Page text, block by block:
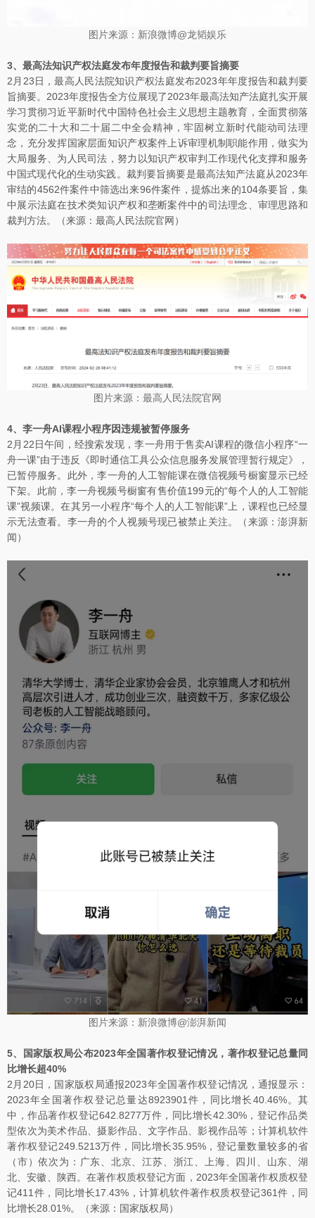
图片来源：新浪微博@龙韬娱乐
3、最高法知识产权法庭发布年度报告和裁判要旨摘要
2月23日，最高人民法院知识产权法庭发布2023年年度报告和裁判要
旨摘要。2023年度报告全方位展现了2023年最高法知产法庭扎实开展
学习贯彻习近平新时代中国特色社会主义思想主题教育，全面贯彻落
实党的二十大和二十届二中全会精神，牢固树立新时代能动司法理
念，充分发挥国家层面知识产权案件上诉审理机制职能作用，做实为
大局服务、为人民司法，努力以知识产权审判工作现代化支撑和服务
中国式现代化的生动实践。裁判要旨摘要是最高法知产法庭从2023年
审结的4562件案件中筛选出来96件案件，提炼出来的104条要旨，集
中展示法庭在技术类知识产权和垄断案件中的司法理念、审理思路和
裁判方法。（来源：最高人民法院官网）
图片来源：最高人民法院官网
4、李一舟AI课程小程序因违规被暂停服务
2月22日午间，经搜索发现，李一舟用于售卖AI课程的微信小程序“一
舟一课”由于违反《即时通信工具公众信息服务发展管理暂行规定》，
已暂停服务。此外，李一舟的人工智能课在微信视频号橱窗显示已经
下架。此前，李一舟视频号橱窗有售价值199元的“每个人的人工智能
课”视频课。在其另一小程序“每个人的人工智能课”上，课程也已经显
示无法查看。李一舟的个人视频号现已被禁止关注。（来源：澎湃新
闻）
图片来源：新浪微博@澎湃新闻
5、国家版权局公布2023年全国著作权登记情况，著作权登记总量同
比增长超40%
2月20日，国家版权局通报2023年全国著作权登记情况，通报显示：
2023年全国著作权登记总量达8923901件，同比增长40.46%。其
中，作品著作权登记642.8277万件，同比增长42.30%，登记作品类
型依次为美术作品、摄影作品、文字作品、影视作品等；计算机软件
著作权登记249.5213万件，同比增长35.95%，登记量数量较多的省
（市）依次为：广东、北京、江苏、浙江、上海、四川、山东、湖
北、安徽、陕西。在著作权质权登记方面，2023年全国著作权质权登
记411件，同比增长17.43%，计算机软件著作权质权登记361件，同
比增长28.01%。（来源：国家版权局）